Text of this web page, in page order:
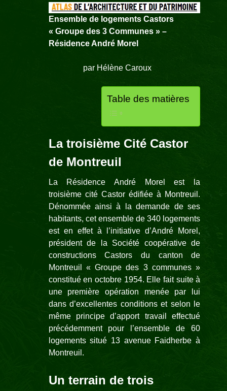
Ensemble de logements Castors
« Groupe des 3 Communes » –
Résidence André Morel
par Hélène Caroux
Table des matières
La troisième Cité Castor
de Montreuil
La Résidence André Morel est la
troisième cité Castor édifiée à Montreuil.
Dénommée ainsi à la demande de ses
habitants, cet ensemble de 340 logements
est en effet à l’initiative d’André Morel,
président de la Société coopérative de
constructions Castors du canton de
Montreuil « Groupe des 3 communes »
constitué en octobre 1954. Elle fait suite à
une première opération menée par lui
dans d’excellentes conditions et selon le
même principe d’apport travail effectué
précédemment pour l’ensemble de 60
logements situé 13 avenue Faidherbe à
Montreuil.
Un terrain de trois